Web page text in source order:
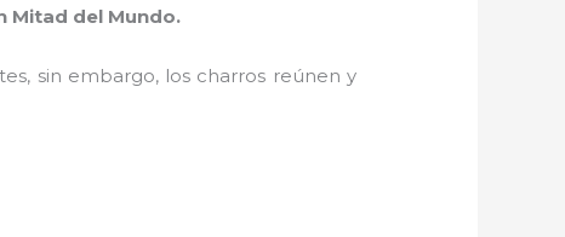
Mitad del Mundo.
sin embargo, los charros reúnen y